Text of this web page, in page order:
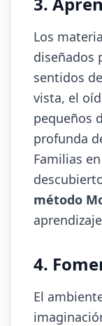
Los
diseñados
sentidos
vista, el
pequeños
profunda
Familias en
método
4.
El